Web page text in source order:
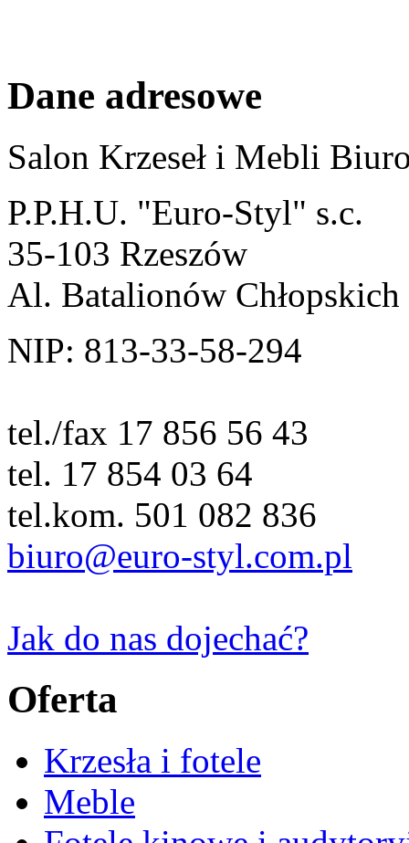
Dane adresowe
Salon Krzeseł i Mebli
P.P.H.U. "Euro-Styl" s.c.
35-103 Rzeszów
Al. Batalionów
NIP: 813-33-58-294
tel./fax 17 856 56 43
tel. 17 854 03 64
tel.kom. 501 082 836
biuro@euro-styl.com.pl
Jak do nas dojechać?
Oferta
Krzesła i fotele
Meble